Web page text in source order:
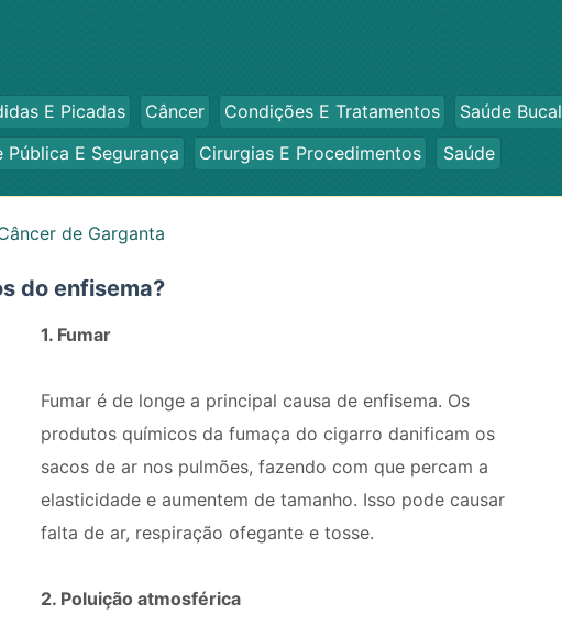
E Picadas Câncer Condições E Tratamentos Saúde Bucal
Pública E Segurança Cirurgias E Procedimentos Saúde
de Garganta
do enfisema?
1. Fumar
Fumar é de longe a principal causa de enfisema. Os
produtos químicos da fumaça do cigarro danificam os
sacos de ar nos pulmões, fazendo com que percam a
elasticidade e aumentem de tamanho. Isso pode causar
falta de ar, respiração ofegante e tosse.
2. Poluição atmosférica